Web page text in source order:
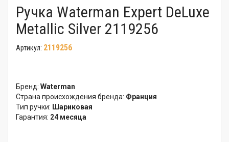
Ручка Waterman Expert DeLuxe
Metallic Silver 2119256
Артикул: 2119256
Бренд: Waterman
Страна происхождения бренда: Франция
Тип ручки: Шариковая
Гарантия: 24 месяца